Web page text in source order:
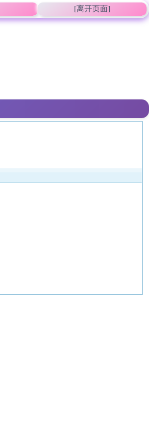
[离开页面]